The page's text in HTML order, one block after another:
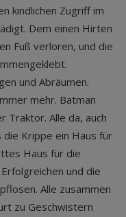
kindlichen Zugriff im
Dem einen Hirten
Fuß verloren, und die
und Abräumen.
mehr. Batman
Traktor. Alle da, auch
die Krippe ein Haus für
Haus für die
und die
Alle zusammen
zu Geschwistern